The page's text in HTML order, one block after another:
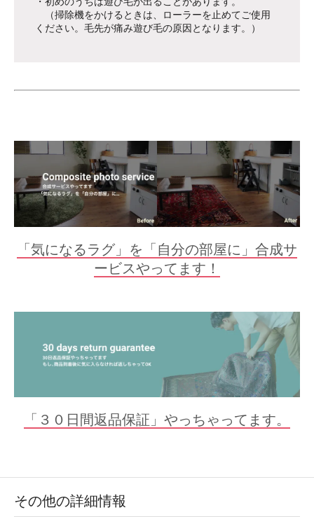
（掃除機をかけるときは、ローラーを止めてご使用
ください。毛先が痛み遊び毛の原因となります。）
「気になるラグ」を「自分の部屋に」合成サ
ービスやってます！
「３０日間返品保証」やっちゃってます。
その他の詳細情報